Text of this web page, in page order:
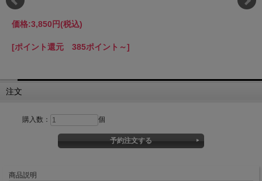
価格:3,850円(税込)
[ポイント還元 385ポイント～]
注文
購入数： 個
商品説明